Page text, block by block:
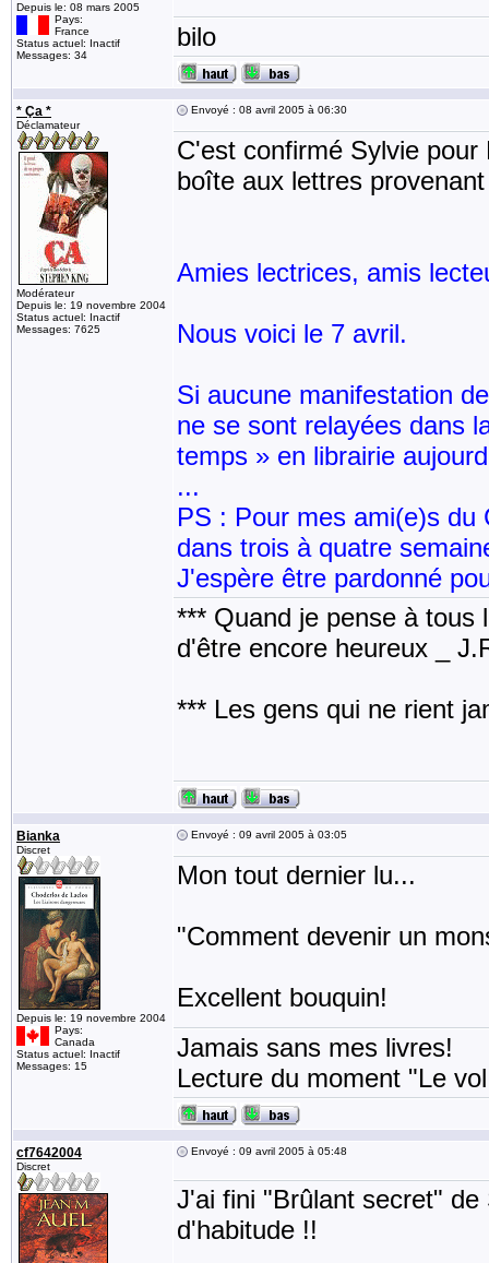
Depuis le: 08 mars 2005
Pays:
France
Status actuel: Inactif
Messages: 34
bilo
* Ça *
Déclamateur
Modérateur
Depuis le: 19 novembre 2004
Status actuel: Inactif
Messages: 7625
Envoyé : 08 avril 2005 à 06:30
C'est confirmé Sylvie
boîte aux lettres
Amies lectrices, amis
Nous voici le 7 avril.
Si aucune manifestation
ne se sont relayées dans
temps » en librairie
...
PS : Pour mes ami(e)s du
dans trois à quatre
J'espère être pardonné
*** Quand je pense à tous
d'être encore heureux _
*** Les gens qui ne rient
Bianka
Discret
Depuis le: 19 novembre 2004
Pays:
Canada
Status actuel: Inactif
Messages: 15
Envoyé : 09 avril 2005 à 03:05
Mon tout dernier lu...
"Comment devenir un
Excellent bouquin!
Jamais sans mes livres!
Lecture du moment "Le
cf7642004
Discret
Envoyé : 09 avril 2005 à 05:48
J'ai fini "Brûlant secret"
d'habitude !!